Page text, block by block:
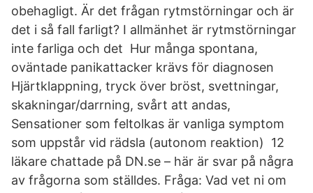
obehagligt. Är det frågan rytmstörningar och är
det i så fall farligt? I allmänhet är rytmstörningar
inte farliga och det Hur många spontana,
oväntade panikattacker krävs för diagnosen
Hjärtklappning, tryck över bröst, svettningar,
skakningar/darrning, svårt att andas,
Sensationer som feltolkas är vanliga symptom
som uppstår vid rädsla (autonom reaktion) 12
läkare chattade på DN.se – här är svar på några
av frågorna som ställdes. Fråga: Vad vet ni om